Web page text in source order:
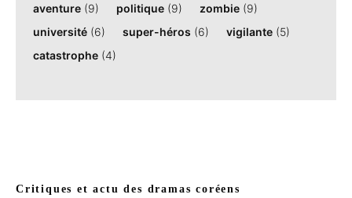
aventure (9) politique (9) zombie (9)
université (6) super-héros (6) vigilante (5)
catastrophe (4)
Critiques et actu des dramas coréens